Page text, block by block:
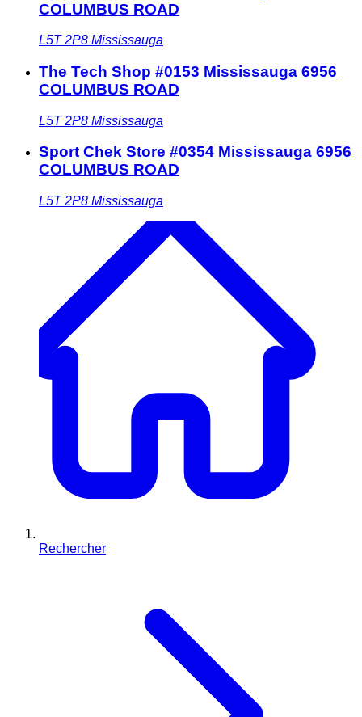
COLUMBUS ROAD
L5T 2P8 Mississauga
The Tech Shop #0153 Mississauga 6956
COLUMBUS ROAD
L5T 2P8 Mississauga
Sport Chek Store #0354 Mississauga 6956
COLUMBUS ROAD
L5T 2P8 Mississauga
Rechercher